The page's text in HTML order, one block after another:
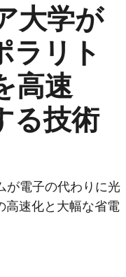
大学が
ラリト
高速
る技術
が電子の代わりに光
高速化と大幅な省電